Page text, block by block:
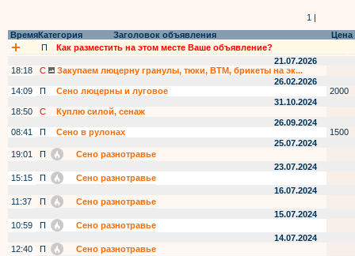
1 |
ВремяКатегория Заголовок объявления
Цена
П
Как разместить на этом месте Ваше объявление?
21.07.2026
18:18
С
Закупаем люцерну гранулы, тюки, ВТМ, брикеты на эк...
26.02.2026
14:09
П Сено люцерны и луговое
2000
31.10.2024
18:50
С
Куплю силой, сенаж
26.09.2024
08:41
П Сено в рулонах
1500
25.07.2024
19:01
П
Сено разнотравье
23.07.2024
15:15
П
Сено разнотравье
16.07.2024
11:37
П
Сено разнотравье
15.07.2024
10:59
П
Сено разнотравье
14.07.2024
12:40
П
Сено разнотравье